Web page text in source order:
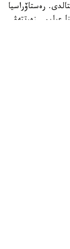
رەستاۆراسيا
عىلىمي زەرتتەۋ